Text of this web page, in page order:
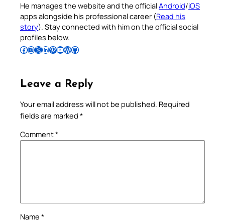
He manages the website and the officialAndroid/iOS
apps alongside his professional career (Read his
story). Stay connected with him on the official social
profiles below.
Follow Pradeep on Facebook Follow Pradeep on InstagramFollow Pradeep on X Follow Pradeep on LinkedIn Follow Pradeep on Pinterest Subscribe to Pradeep’s Youtube Channel Follow Pradeep on WordPress Follow Pradeep on GitHub
Leave a Reply
Your email address will not be published. Required
fields are marked *
Comment*
Name *